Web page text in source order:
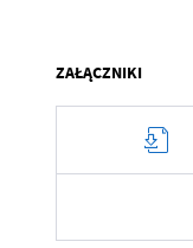
ZAŁĄCZNIKI